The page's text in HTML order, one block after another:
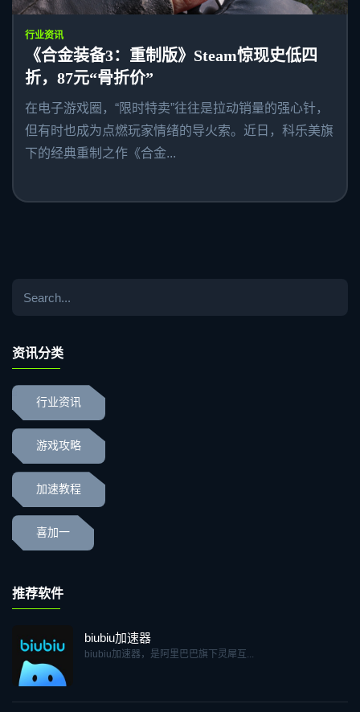
行业资讯
《合金装备3：重制版》Steam惊现史低四
折，87元“骨折价”
在电子游戏圈，“限时特卖”往往是拉动销量的强心针，
但有时也成为点燃玩家情绪的导火索。近日，科乐美旗
下的经典重制之作《合金...
资讯分类
行业资讯
游戏攻略
加速教程
喜加一
推荐软件
biubiu加速器
biubiu加速器，是阿里巴巴旗下灵犀互...